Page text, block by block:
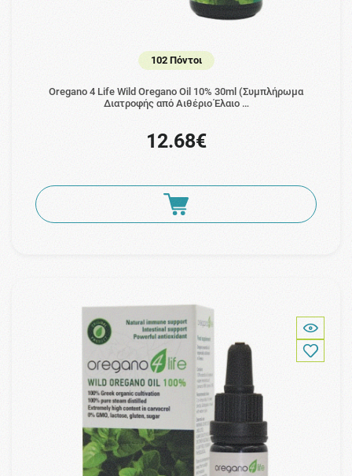
102 Πόντοι
Oregano 4 Life Wild Oregano Oil 10% 30ml (Συμπλήρωμα
Διατροφής από Αιθέριο Έλαιο …
12.68€